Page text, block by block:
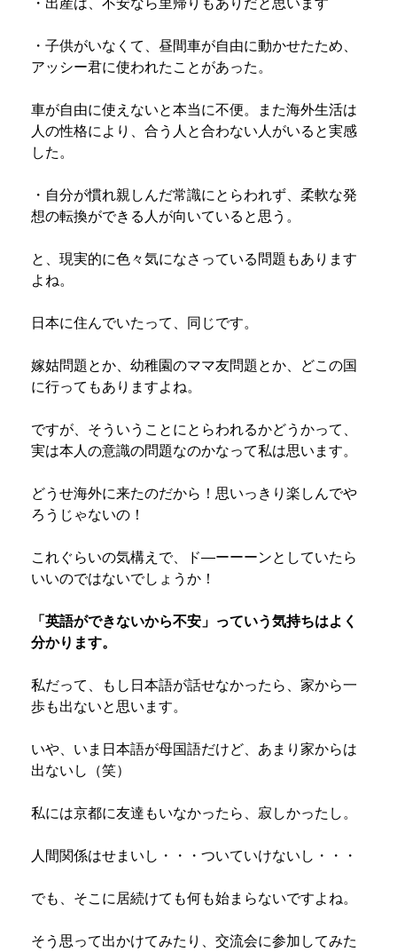
・子供がいなくて、昼間車が自由に動かせたため、
アッシー君に使われたことがあった。
車が自由に使えないと本当に不便。また海外生活は
人の性格により、合う人と合わない人がいると実感
した。
・自分が慣れ親しんだ常識にとらわれず、柔軟な発
想の転換ができる人が向いていると思う。
と、現実的に色々気になさっている問題もあります
よね。
日本に住んでいたって、同じです。
嫁姑問題とか、幼稚園のママ友問題とか、どこの国
に行ってもありますよね。
ですが、そういうことにとらわれるかどうかって、
実は本人の意識の問題なのかなって私は思います。
どうせ海外に来たのだから！思いっきり楽しんでや
ろうじゃないの！
これぐらいの気構えで、ド―ーーーンとしていたら
いいのではないでしょうか！
「英語ができないから不安」っていう気持ちはよく
分かります。
私だって、もし日本語が話せなかったら、家から一
歩も出ないと思います。
いや、いま日本語が母国語だけど、あまり家からは
出ないし（笑）
私には京都に友達もいなかったら、寂しかったし。
人間関係はせまいし・・・ついていけないし・・・
でも、そこに居続けても何も始まらないですよね。
そう思って出かけてみたり、交流会に参加してみた